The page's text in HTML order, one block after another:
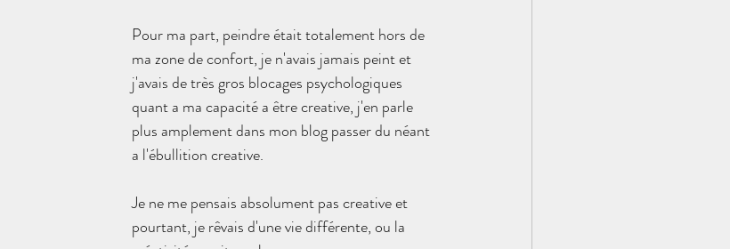
Pour ma part, peindre était totalement hors de
ma zone de confort, je n'avais jamais peint et
j'avais de très gros blocages psychologiques
quant a ma capacité a être creative, j'en parle
plus amplement dans mon blog passer du néant
a l'ébullition creative.
Je ne me pensais absolument pas creative et
pourtant, je rêvais d'une vie différente, ou la